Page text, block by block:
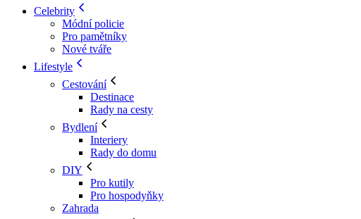
Celebrity
Módní policie
Pro pamětníky
Nové tváře
Lifestyle
Cestování
Destinace
Rady na cesty
Bydlení
Interiery
Rady do domu
DIY
Pro kutily
Pro hospodyňky
Zahrada